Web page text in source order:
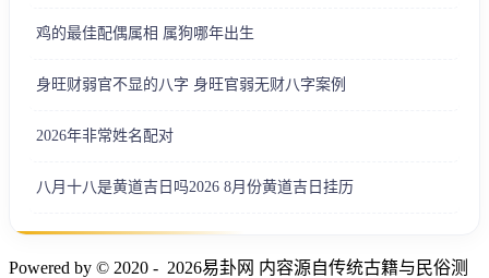
鸡的最佳配偶属相 属狗哪年出生
身旺财弱官不显的八字 身旺官弱无财八字案例
2026年非常姓名配对
八月十八是黄道吉日吗2026 8月份黄道吉日挂历
Powered by © 2020 - 2026易卦网 内容源自传统古籍与民俗测